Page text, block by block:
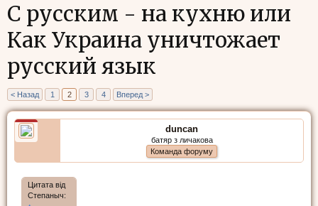
С русским - на кухню или
Как Украина уничтожает
русский язык
< Назад 1 2 3 4 Вперед >
duncan
батяр з личакова
Команда форуму
Цитата від
Степаныч: